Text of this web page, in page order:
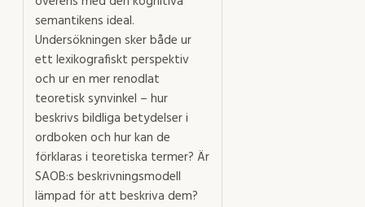
semantikens ideal.
Undersökningen sker både ur
ett lexikografiskt perspektiv
och ur en mer renodlat
teoretisk synvinkel – hur
beskrivs bildliga betydelser i
ordboken och hur kan de
förklaras i teoretiska termer? Är
SAOB:s beskrivningsmodell
lämpad för att beskriva dem?